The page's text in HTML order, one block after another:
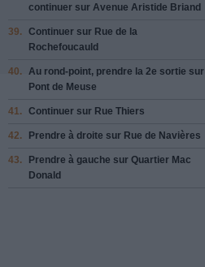
continuer sur Avenue Aristide Briand
39. Continuer sur Rue de la
Rochefoucauld
40. Au rond-point, prendre la 2e sortie sur
Pont de Meuse
41. Continuer sur Rue Thiers
42. Prendre à droite sur Rue de Navières
43. Prendre à gauche sur Quartier Mac
Donald